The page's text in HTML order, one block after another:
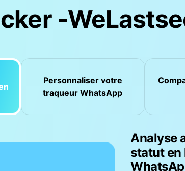
-
Personnaliser votre
traqueur WhatsApp
suivi